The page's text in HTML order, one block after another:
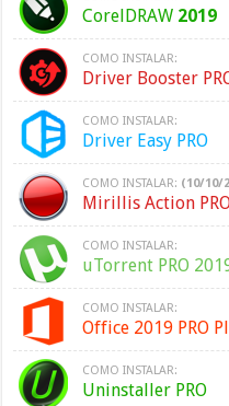
CorelDRAW 2019
COMO INSTALAR:
Driver Booster
COMO INSTALAR:
Driver Easy PRO
COMO INSTALAR: (10/10/
Mirillis Action
COMO INSTALAR:
uTorrent PRO
COMO INSTALAR:
Office 2019 PRO
COMO INSTALAR:
Uninstaller PRO